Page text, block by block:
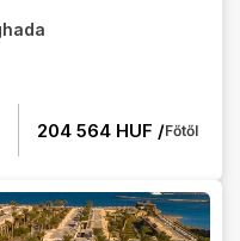
204 564 HUF /Főtől